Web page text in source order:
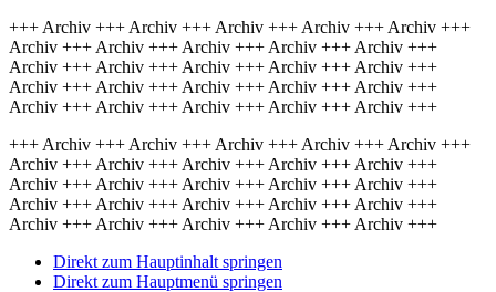
+++ Archiv +++ Archiv +++ Archiv +++ Archiv +++ Archiv +++
Archiv +++ Archiv +++ Archiv +++ Archiv +++ Archiv +++
Archiv +++ Archiv +++ Archiv +++ Archiv +++ Archiv +++
Archiv +++ Archiv +++ Archiv +++ Archiv +++ Archiv +++
Archiv +++ Archiv +++ Archiv +++ Archiv +++ Archiv +++
+++ Archiv +++ Archiv +++ Archiv +++ Archiv +++ Archiv +++
Archiv +++ Archiv +++ Archiv +++ Archiv +++ Archiv +++
Archiv +++ Archiv +++ Archiv +++ Archiv +++ Archiv +++
Archiv +++ Archiv +++ Archiv +++ Archiv +++ Archiv +++
Archiv +++ Archiv +++ Archiv +++ Archiv +++ Archiv +++
Direkt zum Hauptinhalt springen
Direkt zum Hauptmenü springen